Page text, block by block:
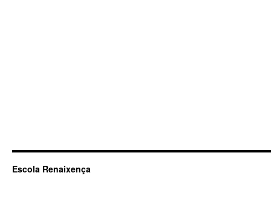
Escola Renaixença